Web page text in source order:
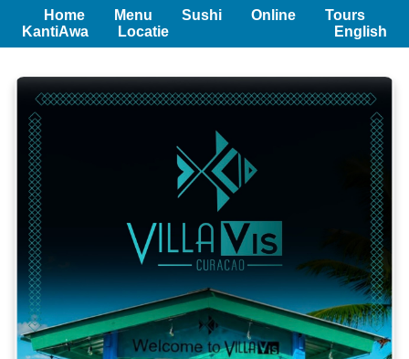
Home Menu Sushi Online
Tours
KantiAwa
Locatie English